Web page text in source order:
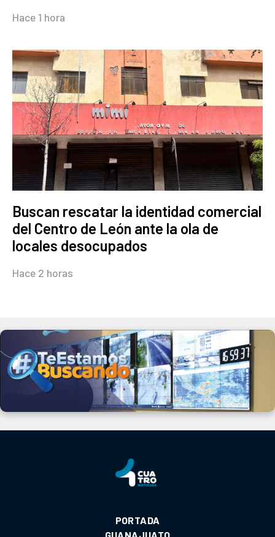
Hace 1 hora
Buscan rescatar la identidad comercial
del Centro de León ante la ola de
locales desocupados
Hace 2 horas
PORTADA
GUANAJUATO